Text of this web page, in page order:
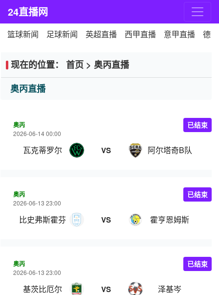
24直播网
篮球新闻 足球新闻 英超直播 西甲直播 意甲直播 德
现在的位置： 首页 > 奥丙直播
奥丙直播
奥丙
2026-06-14 00:00
瓦克蒂罗尔 VS 阿尔塔奇B队
已结束
奥丙
2026-06-13 23:00
比史弗斯霍芬 VS 霍亨恩姆斯
已结束
奥丙
2026-06-13 23:00
基茨比厄尔 VS 泽基岑
已结束